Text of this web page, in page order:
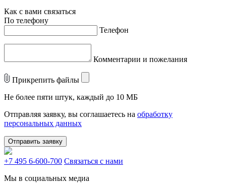
Как с вами связаться
По телефону
Телефон
Комментарии и пожелания
Прикрепить файлы
Не более пяти штук, каждый до 10 МБ
Отправляя заявку, вы соглашаетесь на обработку
персональных данных
Отправить заявку
+7 495 6-600-700 Связаться с нами
Мы в социальных медиа